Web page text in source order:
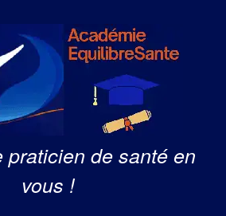
praticien de santé en
vous !